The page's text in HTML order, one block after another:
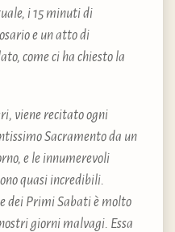
i 15 minuti di
e un atto di
come ci ha chiesto la
viene recitato ogni
Sacramento da un
e le innumerevoli
quasi incredibili.
dei Primi Sabati è molto
giorni malvagi. Essa